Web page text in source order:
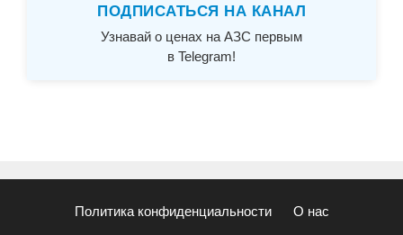
ПОДПИСАТЬСЯ НА КАНАЛ
Узнавай о ценах на АЗС первым
в Telegram!
Политика конфиденциальности О нас